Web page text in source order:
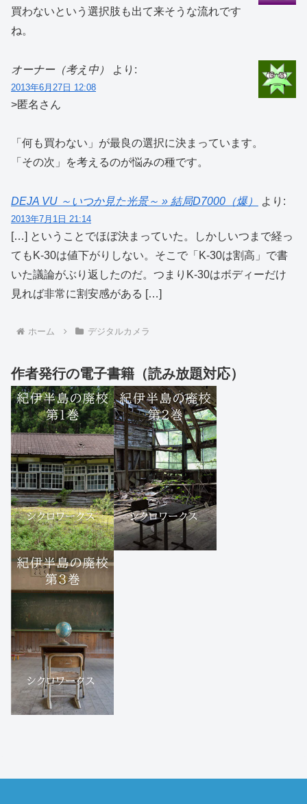
買わないという選択肢も出て来そうな流れです
ね。
オーナー（考え中） より:
2013年6月27日 12:08
>匿名さん
「何も買わない」が最良の選択に決まっています。
「その次」を考えるのが悩みの種です。
DEJA VU ～いつか見た光景～ » 結局D7000（爆） より:
2013年7月1日 21:14
[…] ということでほぼ決まっていた。しかしいつまで経っ
てもK-30は値下がりしない。そこで「K-30は割高」で書
いた議論がぶり返したのだ。つまりK-30はボディーだけ
見れば非常に割安感がある […]
ホーム デジタルカメラ
作者発行の電子書籍（読み放題対応）